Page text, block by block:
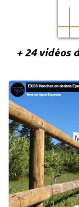
+ 24 vidéos